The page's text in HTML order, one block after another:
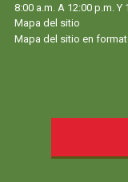
8:00 a.m. A 12:00 p.m. Y
Mapa del sitio
Mapa del sitio en